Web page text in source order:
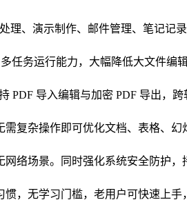
理、演示制作、邮件管理、笔记记
任务运行能力，大幅降低大文件编
PDF 导入编辑与加密 PDF 导出，
复杂操作即可优化文档、表格、幻
络场景。同时强化系统安全防护，
，无学习门槛，老用户可快速上手